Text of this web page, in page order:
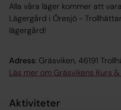
Alla våra läger kommer att
Lägergård i Öresjö -
lägergård!
Adress: Gräsviken, 46191
Läs mer om Gräsvikens Kurs
Aktiviteter